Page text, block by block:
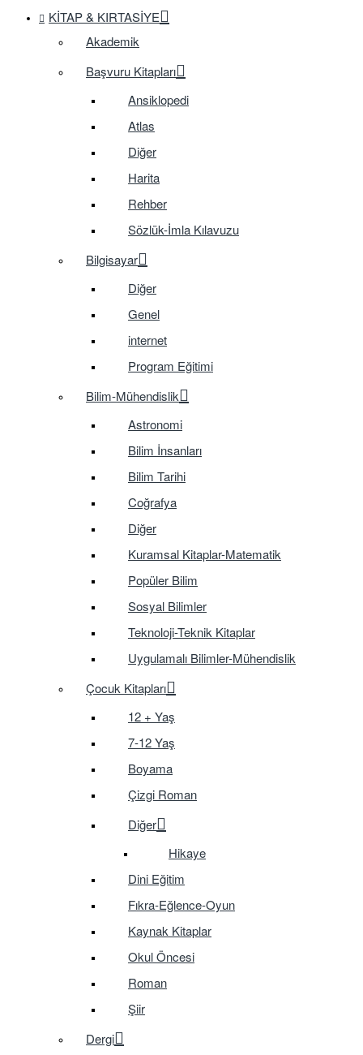
KITAP & KIRTASIYE
Akademik
Başvuru Kitapları
Ansiklopedi
Atlas
Diğer
Harita
Rehber
Sözlük-İmla Kılavuzu
Bilgisayar
Diğer
Genel
internet
Program Eğitimi
Bilim-Mühendislik
Astronomi
Bilim İnsanları
Bilim Tarihi
Coğrafya
Diğer
Kuramsal Kitaplar-Matematik
Popüler Bilim
Sosyal Bilimler
Teknoloji-Teknik Kitaplar
Uygulamalı Bilimler-Mühendislik
Çocuk Kitapları
12 + Yaş
7-12 Yaş
Boyama
Çizgi Roman
Diğer
Hikaye
Dini Eğitim
Fıkra-Eğlence-Oyun
Kaynak Kitaplar
Okul Öncesi
Roman
Şiir
Dergi